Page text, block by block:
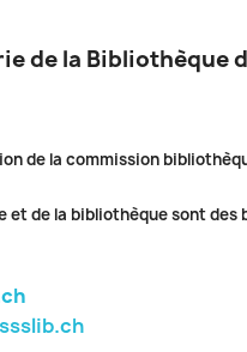
de la Bibliothèque
de la commission
de la bibliothèque sont des